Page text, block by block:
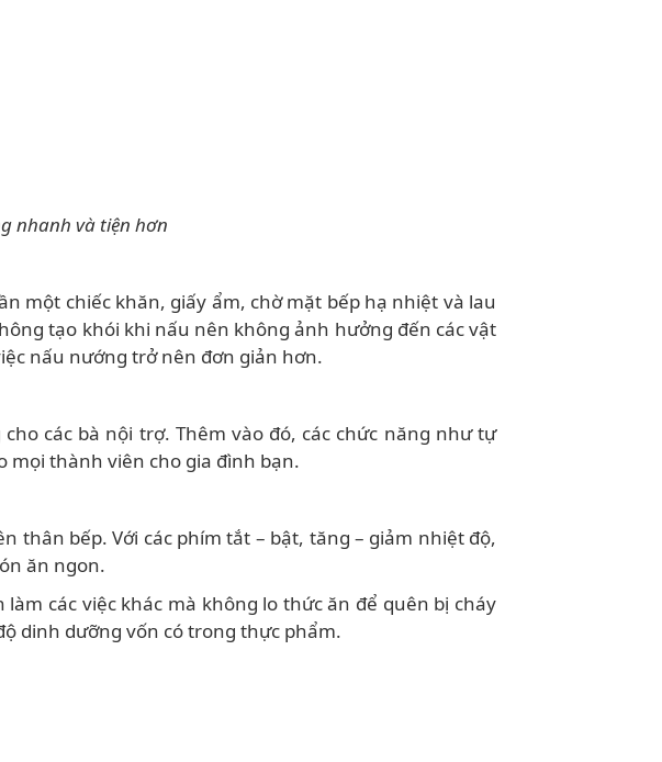
nhanh và tiện hơn
một chiếc khăn, giấy ẩm, chờ mặt bếp hạ nhiệt và lau
tạo khói khi nấu nên không ảnh hưởng đến các vật
nấu nướng trở nên đơn giản hơn.
các bà nội trợ. Thêm vào đó, các chức năng như tự
mọi thành viên cho gia đình bạn.
thân bếp. Với các phím tắt – bật, tăng – giảm nhiệt độ,
ăn ngon.
các việc khác mà không lo thức ăn để quên bị cháy
dinh dưỡng vốn có trong thực phẩm.